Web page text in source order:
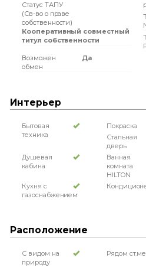
Статус ТАПУ
(Св-во о праве
собственности)
Кооперативный совместный
титул собственности
Возможен
обмен
Да
Интерьер
Бытовая
техника
Покраска
Стальная
дверь
Душевая
кабина
Ванная
комната
HILTON
Кухня с
газоснабжением
Расположение
С видом на
природу
Рядом